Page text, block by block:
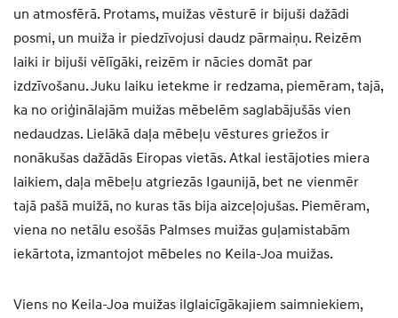
un atmosfērā. Protams, muižas vēsturē ir bijuši dažādi
posmi, un muiža ir piedzīvojusi daudz pārmaiņu. Reizēm
laiki ir bijuši vēlīgāki, reizēm ir nācies domāt par
izdzīvošanu. Juku laiku ietekme ir redzama, piemēram, tajā,
ka no oriģinālajām muižas mēbelēm saglabājušās vien
nedaudzas. Lielākā daļa mēbeļu vēstures griežos ir
nonākušas dažādās Eiropas vietās. Atkal iestājoties miera
laikiem, daļa mēbeļu atgriezās Igaunijā, bet ne vienmēr
tajā pašā muižā, no kuras tās bija aizceļojušas. Piemēram,
viena no netālu esošās Palmses muižas guļamistabām
iekārtota, izmantojot mēbeles no Keila-Joa muižas.
Viens no Keila-Joa muižas ilglaicīgākajiem saimniekiem,